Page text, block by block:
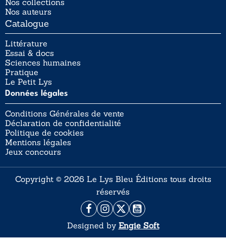
Nos collections
Nos auteurs
Catalogue
Littérature
Essai & docs
Sciences humaines
Pratique
Le Petit Lys
Données légales
Conditions Générales de vente
Déclaration de confidentialité
Politique de cookies
Mentions légales
Jeux concours
Copyright © 2026 Le Lys Bleu Éditions tous droits
réservés
Designed by Engie Soft